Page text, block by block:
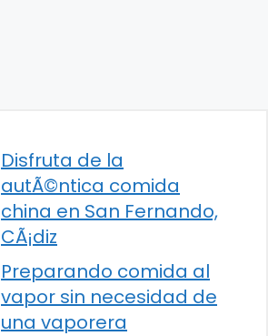
Disfruta de la
autÃ©ntica comida
china en San Fernando,
CÃ¡diz
Preparando comida al
vapor sin necesidad de
una vaporera